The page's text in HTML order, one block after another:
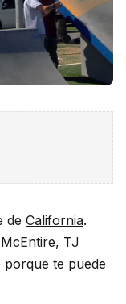
de California.
, TJ
porque te puede